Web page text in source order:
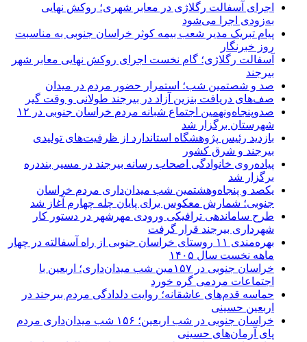
اجرای آسفالت رگلاژی در معابر شهری؛ روکش نهایی
به‌زودی اجرا می‌شود
پیام تبریک مدیر شعب بیمه کوثر خراسان جنوبی به مناسبت
روز خبرنگار
آسفالت رگلاژی؛ گام نخست اجرای روکش نهایی معابر شهر
بیرجند
صد و شصتمین شب؛ استمرار حضور مردم در میدان
صف‌های دریافت بنزین آزاد در بیرجند طولانی و وقت گیر
صدوپنجاه‌ونهمین اجتماع شبانه مردم خراسان جنوبی در ۱۲
شهرستان برگزار شد
بازدید رئیس پژوهشگاه استاندارد از ظرفیت‌های تولیدی
بیرجند و شرق کشور
پیاده‌روی خانوادگی اصحاب رسانه بیرجند در مسیر بنددره
برگزار شد
یکصد و پنجاه‌وهشتمین شب میدان‌داری مردم خراسان
جنوبی؛ شمارش معکوس برای پایان چله چهارم آغاز شد
طرح ساماندهی ترافیکی ورودی مهرشهر در دستور کار
شهرداری بیرجند قرار گرفت
بهره‌مندی ۱۱ روستای خراسان جنوبی از راه آسفالته در چهار
ماهه نخست سال ۱۴۰۵
خراسان جنوبی در ۱۵۷مین شب میدان‌داری؛ اربعین با
اجتماعات مردمی گره خورد
حماسه قدم‌های عاشقانه؛ روایت دلدادگی مردم بیرجند در
اربعین حسینی
خراسان جنوبی در شب اربعین؛ ۱۵۶ شب میدان‌داری مردم
پای آرمان‌های حسینی